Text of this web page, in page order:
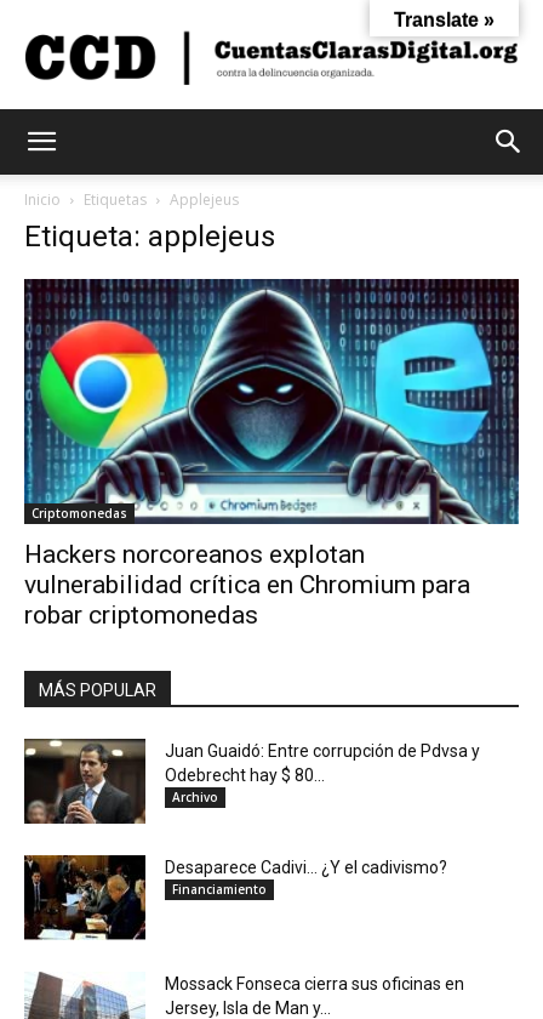
Digital
Inicio Etiquetas Applejeus
Etiqueta: applejeus
Criptomonedas
Hackers norcoreanos explotan
vulnerabilidad crítica en Chromium para
robar criptomonedas
MÁS POPULAR
Juan Guaidó: Entre corrupción de Pdvsa y
Odebrecht hay $ 80...
Archivo
Desaparece Cadivi… ¿Y el cadivismo?
Financiamiento
Mossack Fonseca cierra sus oficinas en
Jersey, Isla de Man y...
Translate »